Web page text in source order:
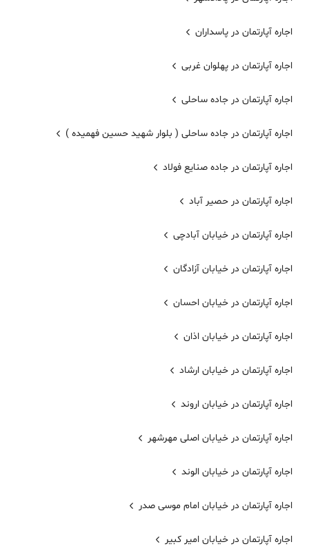
اجاره آپارتمان در پاسداران
اجاره آپارتمان در پهلوان غربی
اجاره آپارتمان در جاده ساحلی
اجاره آپارتمان در جاده ساحلی ( بلوار شهید حسین فهمیده )
اجاره آپارتمان در جاده صنایع فولاد
اجاره آپارتمان در حصیر آباد
اجاره آپارتمان در خیابان آبادچی
اجاره آپارتمان در خیابان آزادگان
اجاره آپارتمان در خیابان احسان
اجاره آپارتمان در خیابان اذان
اجاره آپارتمان در خیابان ارشاد
اجاره آپارتمان در خیابان اروند
اجاره آپارتمان در خیابان اصلی مهرشهر
اجاره آپارتمان در خیابان الوند
اجاره آپارتمان در خیابان امام موسی صدر
اجاره آپارتمان در خیابان امیر کبیر